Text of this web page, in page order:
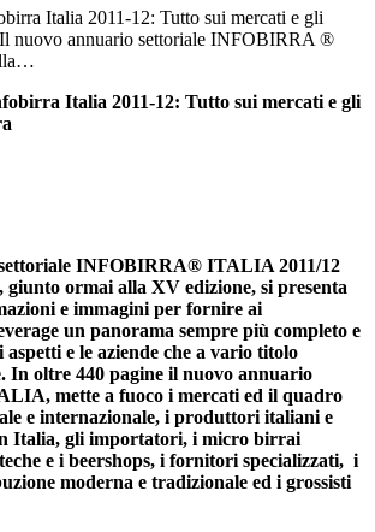
Italia 2011-12: Tutto sui mercati e gli
nuovo annuario settoriale INFOBIRRA ®
Italia 2011-12: Tutto sui mercati e gli
INFOBIRRA® ITALIA 2011/12
giunto ormai alla XV edizione, si presenta
e immagini per fornire ai
un panorama sempre più completo e
e le aziende che a vario titolo
In oltre 440 pagine il nuovo annuario
mette a fuoco i mercati ed il quadro
e internazionale, i produttori italiani e
Italia, gli importatori, i micro birrai
e i beershops, i fornitori specializzati, i
moderna e tradizionale ed i grossisti